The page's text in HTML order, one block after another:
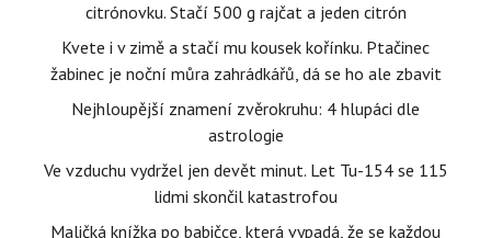
citrónovku. Stačí 500 g rajčat a jeden citrón
Kvete i v zimě a stačí mu kousek kořínku. Ptačinec
žabinec je noční můra zahrádkářů, dá se ho ale zbavit
Nejhloupější znamení zvěrokruhu: 4 hlupáci dle
astrologie
Ve vzduchu vydržel jen devět minut. Let Tu-154 se 115
lidmi skončil katastrofou
Maličká knížka po babičce, která vypadá, že se každou